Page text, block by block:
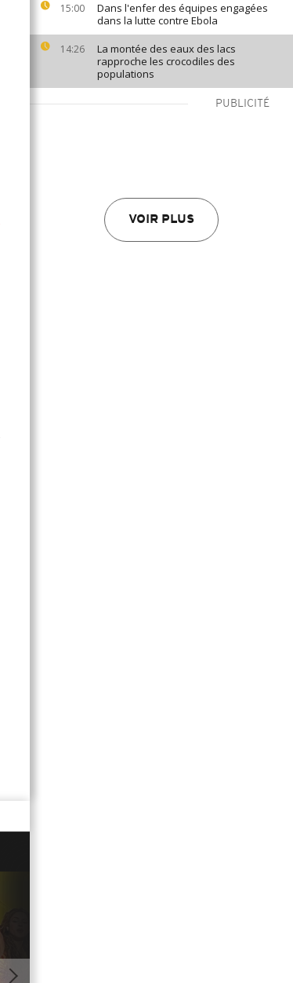
15:00
Dans l'enfer des équipes engagées
dans la lutte contre Ebola
14:26
La montée des eaux des lacs
rapproche les crocodiles des
populations
PUBLICITÉ
VOIR PLUS